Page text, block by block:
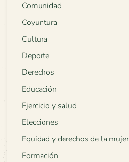
Comunidad
Coyuntura
Cultura
Deporte
Derechos
Educación
Ejercicio y salud
Elecciones
Equidad y derechos de la mujer
Formación